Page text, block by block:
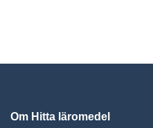
Om Hitta läromedel